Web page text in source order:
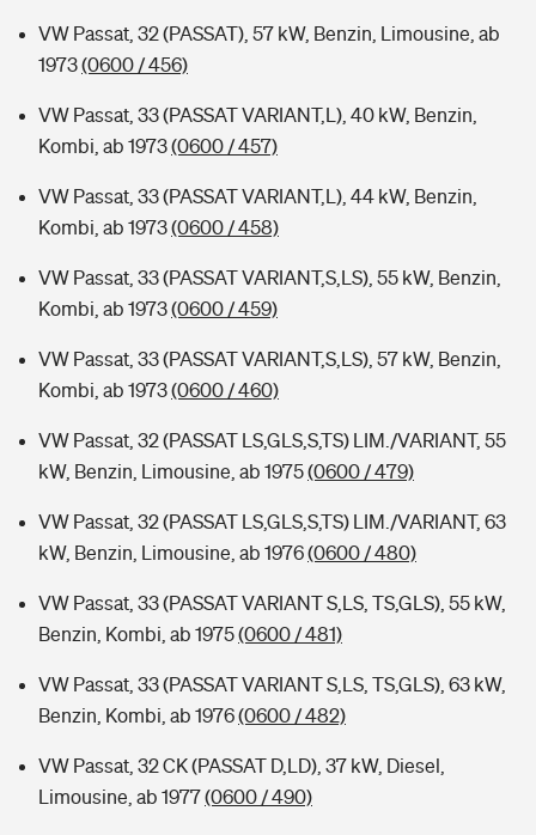
VW Passat, 32 (PASSAT), 57 kW, Benzin, Limousine, ab
1973(0600 / 456)
VW Passat, 33 (PASSAT VARIANT,L), 40 kW, Benzin,
Kombi, ab 1973(0600 / 457)
VW Passat, 33 (PASSAT VARIANT,L), 44 kW, Benzin,
Kombi, ab 1973(0600 / 458)
VW Passat, 33 (PASSAT VARIANT,S,LS), 55 kW, Benzin,
Kombi, ab 1973(0600 / 459)
VW Passat, 33 (PASSAT VARIANT,S,LS), 57 kW, Benzin,
Kombi, ab 1973(0600 / 460)
VW Passat, 32 (PASSAT LS,GLS,S,TS) LIM./VARIANT, 55
kW, Benzin, Limousine, ab 1975(0600 / 479)
VW Passat, 32 (PASSAT LS,GLS,S,TS) LIM./VARIANT, 63
kW, Benzin, Limousine, ab 1976(0600 / 480)
VW Passat, 33 (PASSAT VARIANT S,LS, TS,GLS), 55 kW,
Benzin, Kombi, ab 1975(0600 / 481)
VW Passat, 33 (PASSAT VARIANT S,LS, TS,GLS), 63 kW,
Benzin, Kombi, ab 1976(0600 / 482)
VW Passat, 32 CK (PASSAT D,LD), 37 kW, Diesel,
Limousine, ab 1977(0600 / 490)